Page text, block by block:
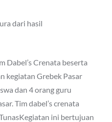
dari hasil
Dabel’s Crenata beserta
kegiatan Grebek Pasar
dan 4 orang guru
Tim dabel’s crenata
ini bertujuan